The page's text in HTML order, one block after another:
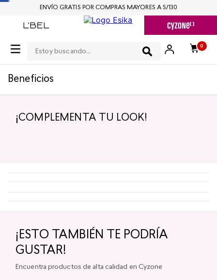
0
ENVÍO GRATIS POR COMPRAS MAYORES A S/130
Beneficios
¡COMPLEMENTA TU LOOK!
¡ESTO TAMBIÉN TE PODRÍA
GUSTAR!
Encuentra productos de alta calidad en Cyzone